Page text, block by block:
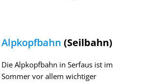
Alpkopfbahn (Seilbahn)
Die Alpkopfbahn in Serfaus ist im
Sommer vor allem wichtiger